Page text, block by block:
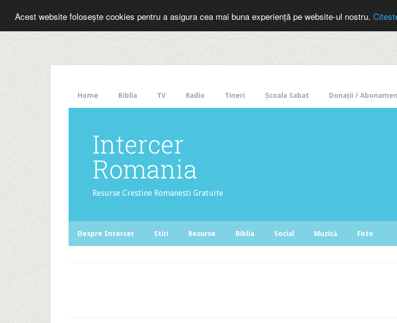
Acest website folosește cookies pentru a asigura cea mai buna experiență pe website-ul nostru.
The
HelloBar
- a
little
bar
that
gets
noticed!
Home Biblia TV Radio Tineri Școala Sabat Donații /
Intercer
Romania
Resurse Crestine Romanesti Gratuite
Despre Intercer Stiri Resurse Biblia Social Muzică Foto